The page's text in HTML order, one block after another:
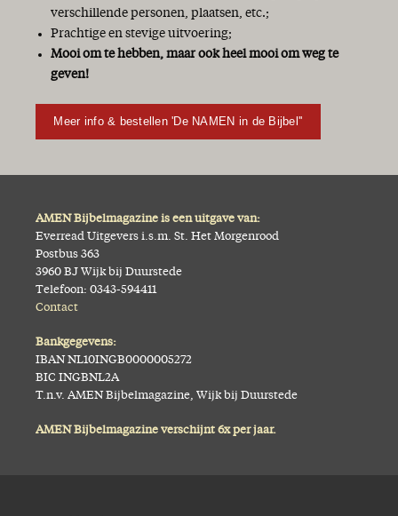
verschillende personen, plaatsen, etc.;
Prachtige en stevige uitvoering;
Mooi om te hebben, maar ook heel mooi om weg te
geven!
Meer info & bestellen 'De NAMEN in de Bijbel''
AMEN Bijbelmagazine is een uitgave van:
Everread Uitgevers i.s.m. St. Het Morgenrood
Postbus 363
3960 BJ Wijk bij Duurstede
Telefoon: 0343-594411
Contact
Bankgegevens:
IBAN NL10INGB0000005272
BIC INGBNL2A
T.n.v. AMEN Bijbelmagazine, Wijk bij Duurstede
AMEN Bijbelmagazine verschijnt 6x per jaar.